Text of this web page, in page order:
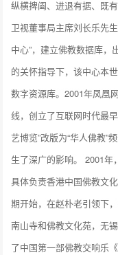
纵横捭阖、进退有据、既
卫视董事局主席刘长乐先
中心”，建立佛教数据库
的关怀指导下，该中心本
数字资源库。2001年凤凰
线，创立了互联网时代最
艺博览”改版为“华人佛教”
生了深广的影响。 2001年
具体负责香港中国佛教文
期开始，在赵朴老引领下
南山寺和佛教文化苑，无
了中国第一部佛教交响乐